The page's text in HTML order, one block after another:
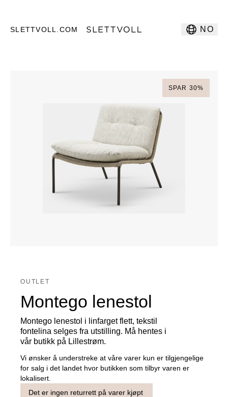
SLETTVOLL.COM NO
SPAR 30%
OUTLET
Montego lenestol
Montego lenestol i linfarget flett, tekstil
fontelina selges fra utstilling. Må hentes i
vår butikk på Lillestrøm.
Vi ønsker å understreke at våre varer kun er tilgjengelige
for salg i det landet hvor butikken som tilbyr varen er
lokalisert.
Det er ingen returrett på varer kjøpt